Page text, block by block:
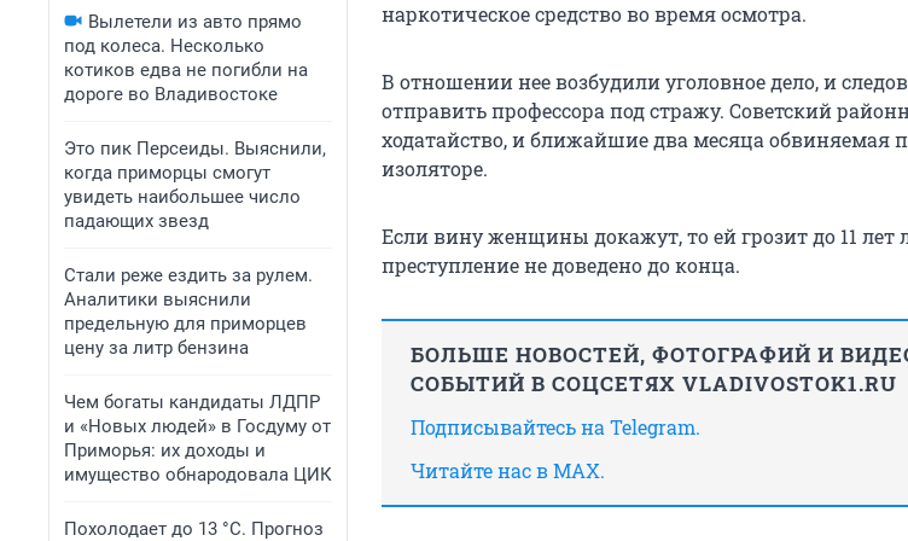
Вылетели из авто прямо
под колеса. Несколько
котиков едва не погибли на
дороге во Владивостоке
Это пик Персеиды. Выяснили,
когда приморцы смогут
увидеть наибольшее число
падающих звезд
Стали реже ездить за рулем.
Аналитики выяснили
предельную для приморцев
цену за литр бензина
Чем богаты кандидаты ЛДПР
и «Новых людей» в Госдуму от
Приморья: их доходы и
имущество обнародовала ЦИК
Похолодает до 13 °C. Прогноз
наркотическое средство во время осмотра.
В отношении нее возбудили уголовное дело, и
отправить профессора под стражу. Советский
ходатайство, и ближайшие два месяца обвиняемая
изоляторе.
Если вину женщины докажут, то ей грозит до 11 лет
преступление не доведено до конца.
БОЛЬШЕ НОВОСТЕЙ, ФОТОГРАФИЙ И
СОБЫТИЙ В СОЦСЕТЯХ VLADIVOSTOK1.RU
Подписывайтесь на Telegram.
Читайте нас в MAX.